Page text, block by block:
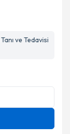
ve Tedavisi